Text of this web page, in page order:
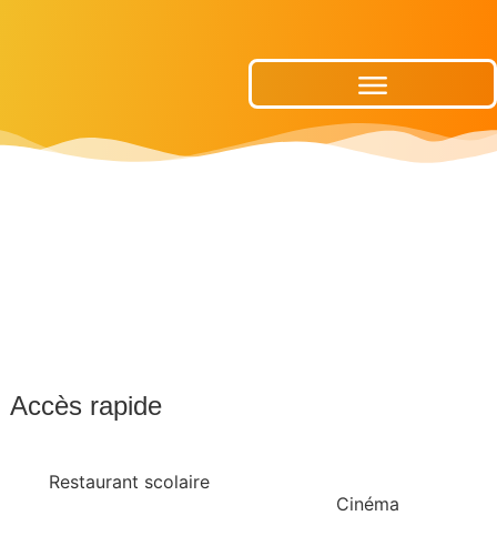
Accès rapide
Restaurant scolaire
Cinéma